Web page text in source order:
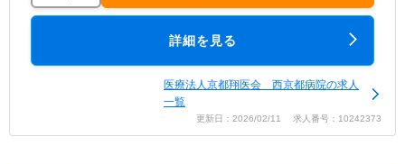
詳細を見る
医療法人京都翔医会 西京都病院の求人
一覧
更新日：2026/02/11 求人番号：10242373